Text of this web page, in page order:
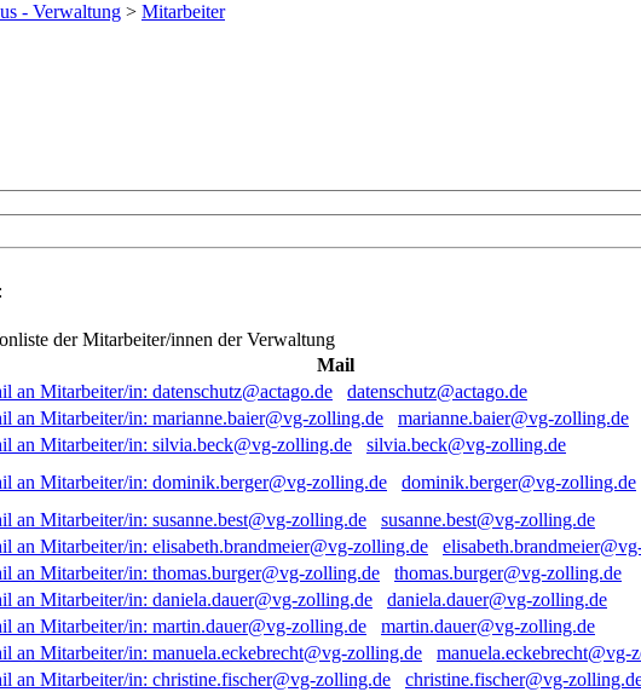
- Verwaltung > Mitarbeiter
der Mitarbeiter/innen der Verwaltung
Mail
datenschutz@actago.de
marianne.baier@vg-zolling.de
silvia.beck@vg-zolling.de
dominik.berger@vg-zolling.de
susanne.best@vg-zolling.de
thomas.burger@vg-zolling.de
daniela.dauer@vg-zolling.de
martin.dauer@vg-zolling.de
manuela.eckebrecht@vg-
christine.fischer@vg-